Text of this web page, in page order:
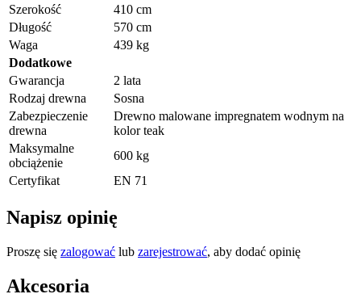
Szerokość
410 cm
Długość
570 cm
Waga
439 kg
Dodatkowe
Gwarancja
2 lata
Rodzaj drewna
Sosna
Zabezpieczenie
drewna
Drewno malowane impregnatem wodnym na
kolor teak
Maksymalne
obciążenie
600 kg
Certyfikat
EN 71
Napisz opinię
Proszę się zalogować lub zarejestrować, aby dodać opinię
Akcesoria